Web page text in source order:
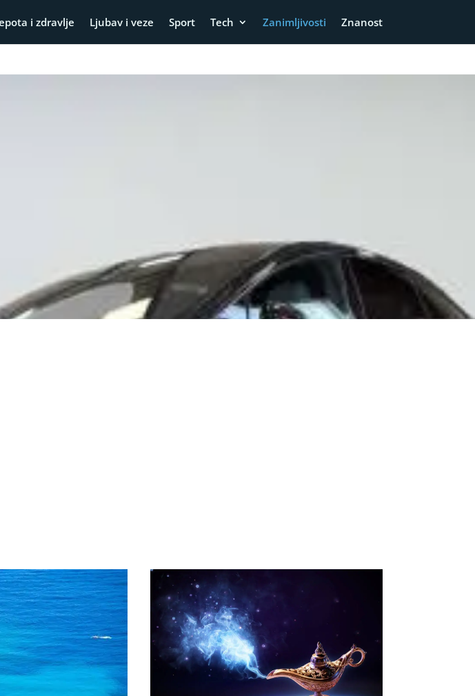
i zdravlje Ljubav i veze Sport Tech Zanimljivosti Znanost